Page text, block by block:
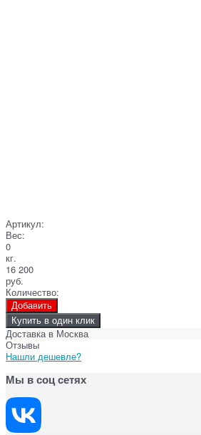
Артикул:
Вес:
0
кг.
16 200
руб.
Количество:
Добавить
Купить в один клик
Доставка в Москва
Отзывы
Нашли дешевле?
Мы в соц сетях